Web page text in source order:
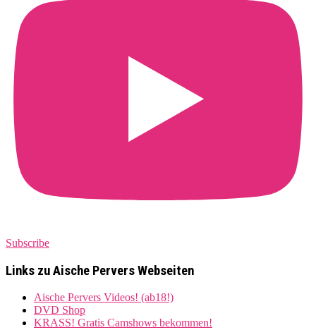
Subscribe
Links zu Aische Pervers Webseiten
Aische Pervers Videos! (ab18!)
DVD Shop
KRASS! Gratis Camshows bekommen!